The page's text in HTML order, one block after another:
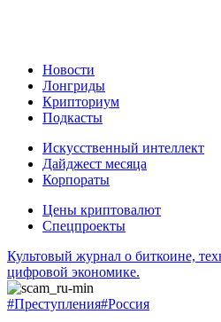
Новости
Лонгриды
Крипториум
Подкасты
Искусственный интеллект
Дайджест месяца
Корпораты
Цены криптовалют
Спецпроекты
Культовый журнал о биткоине,
цифровой экономике.
#Преступления#Россия